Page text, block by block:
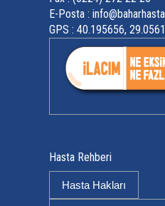
E-Posta :
GPS : 40.195656,
Hasta Rehberi
Hasta Hakları